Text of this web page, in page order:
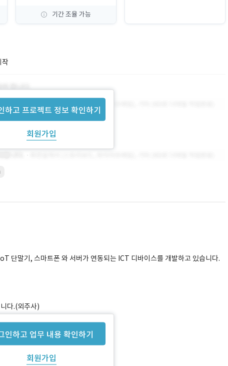
기간 조율 가능
하고 프로젝트 정보 확인하기
회원가입
작
인하고 업무 내용 확인하기
회원가입
단말기, 스마트폰 와 서버가 연동되는 ICT 디바이스를 개발하고 있습니다.
다.(외주사)
)